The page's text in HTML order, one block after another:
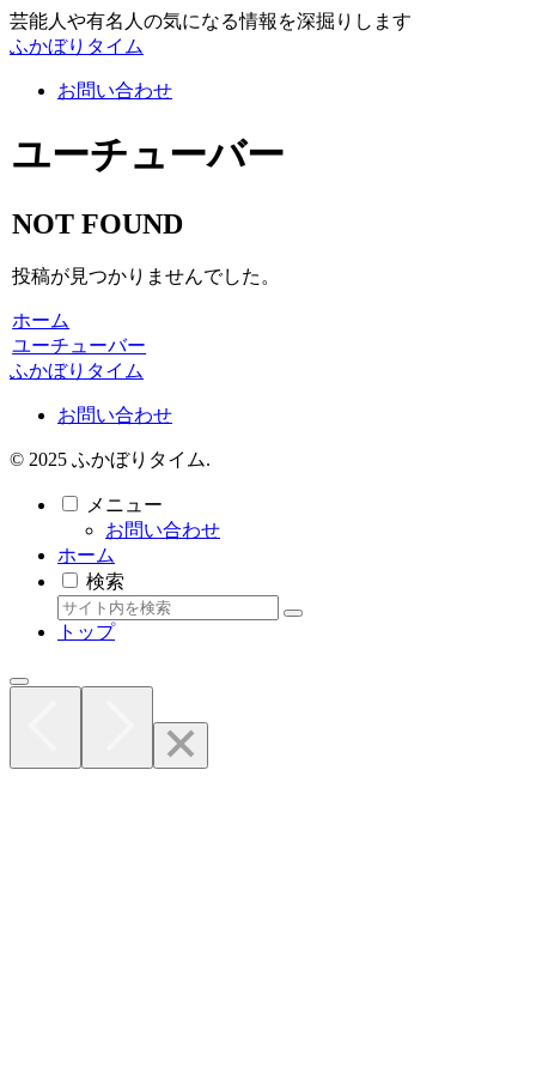
芸能人や有名人の気になる情報を深掘りします
ふかぼりタイム
お問い合わせ
ユーチューバー
NOT FOUND
投稿が見つかりませんでした。
ホーム
ユーチューバー
ふかぼりタイム
お問い合わせ
© 2025 ふかぼりタイム.
メニュー
お問い合わせ
ホーム
検索
トップ